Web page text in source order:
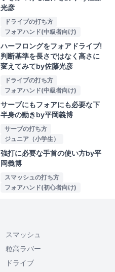
光彦
ドライブの打ち方
フォアハンド(中級者向け)
ハーフロングをフォアドライブ!
判断基準を長さではなく高さに
変えてみてby佐藤光彦
ドライブの打ち方
フォアハンド(中級者向け)
サーブにもフォアにも必要な下
半身の動きby平岡義博
サーブの打ち方
ジュニア（小学生）
強打に必要な手首の使い方by平
岡義博
スマッシュの打ち方
フォアハンド(初心者向け)
スマッシュ
粒高ラバー
ドライブ